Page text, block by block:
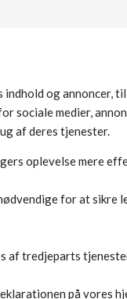
og
sociale medier,
af deres tjenester.
oplevelse mere
for at
tredjeparts
på vores